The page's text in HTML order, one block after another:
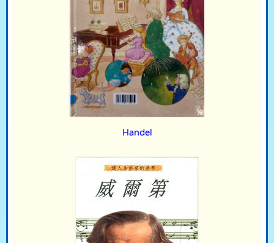
Handel